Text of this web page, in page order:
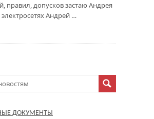
правил, допусков застаю Андрея
Андрей …
ДОКУМЕНТЫ